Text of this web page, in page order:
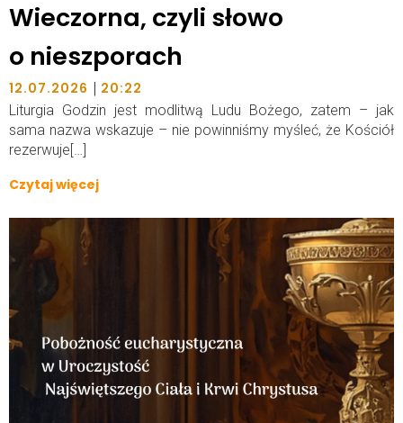
Wieczorna, czyli słowo
o nieszporach
12.07.2026 | 20:22
Liturgia Godzin jest modlitwą Ludu Bożego, zatem – jak
sama nazwa wskazuje – nie powinniśmy myśleć, że Kościół
rezerwuje[…]
Czytaj więcej